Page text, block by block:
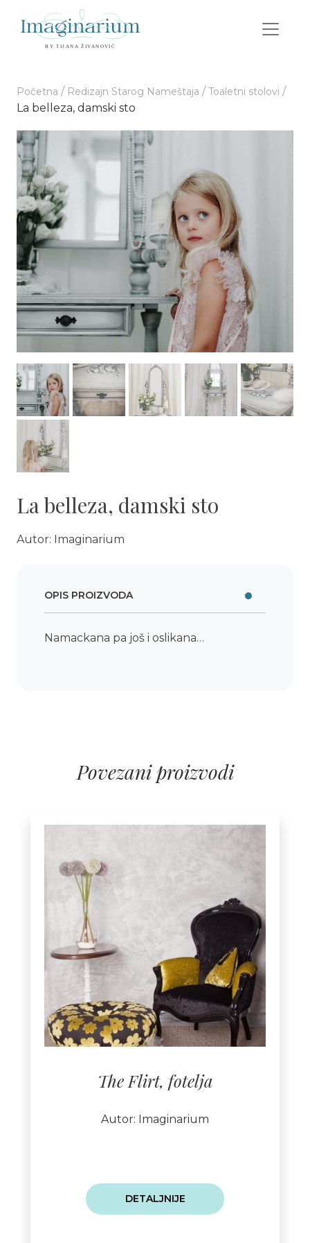
Početna / Redizajn Starog Nameštaja /Toaletni stolovi /
La belleza, damski sto
La belleza, damski sto
Autor: Imaginarium
OPIS PROIZVODA
Namackana pa još i oslikana…
Povezani proizvodi
The Flirt, fotelja
Autor: Imaginarium
DETALJNIJE